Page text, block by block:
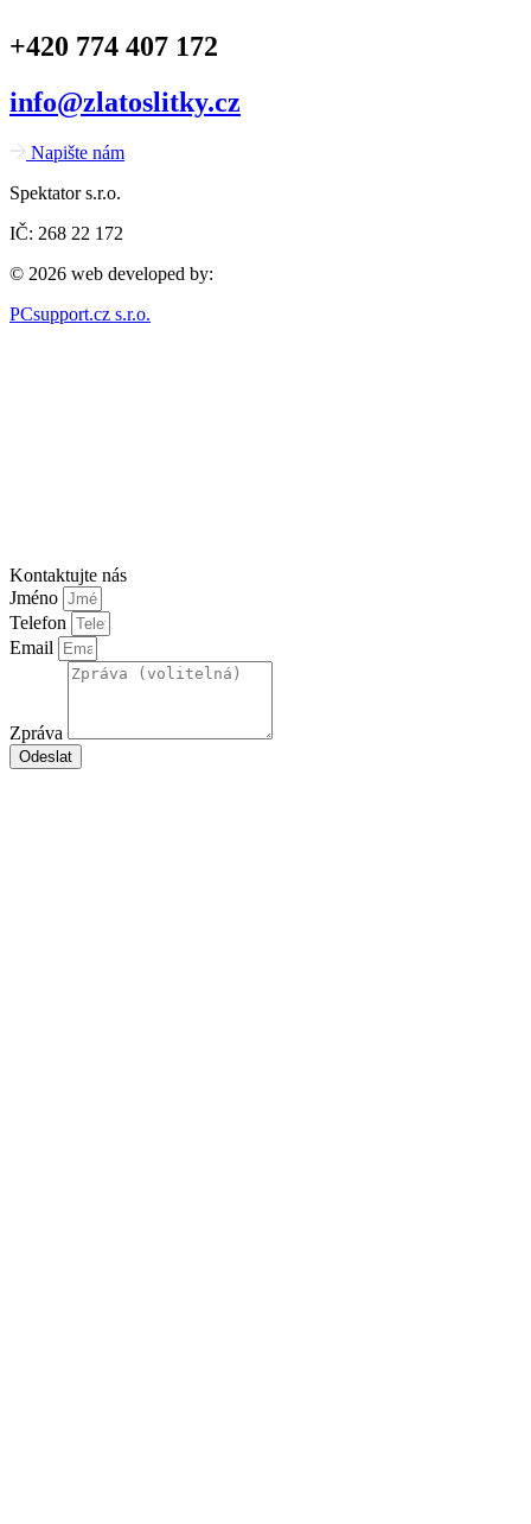
+420 774 407 172
info@zlatoslitky.cz
Napište nám
Spektator s.r.o.
IČ: 268 22 172
© 2026 web developed by:
PCsupport.cz s.r.o.
Kontaktujte nás
Jméno
Telefon
Email
Zpráva
Odeslat